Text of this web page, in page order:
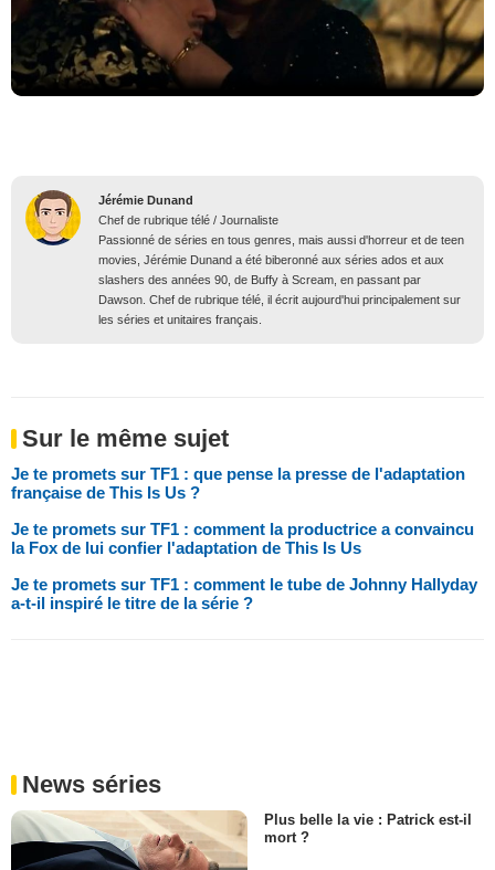
Jérémie Dunand
Chef de rubrique télé / Journaliste
Passionné de séries en tous genres, mais aussi d'horreur et de teen
movies, Jérémie Dunand a été biberonné aux séries ados et aux
slashers des années 90, de Buffy à Scream, en passant par
Dawson. Chef de rubrique télé, il écrit aujourd'hui principalement sur
les séries et unitaires français.
Sur le même sujet
Je te promets sur TF1 : que pense la presse de l'adaptation
française de This Is Us ?
Je te promets sur TF1 : comment la productrice a convaincu
la Fox de lui confier l'adaptation de This Is Us
Je te promets sur TF1 : comment le tube de Johnny Hallyday
a-t-il inspiré le titre de la série ?
News séries
Plus belle la vie : Patrick est-il
mort ?